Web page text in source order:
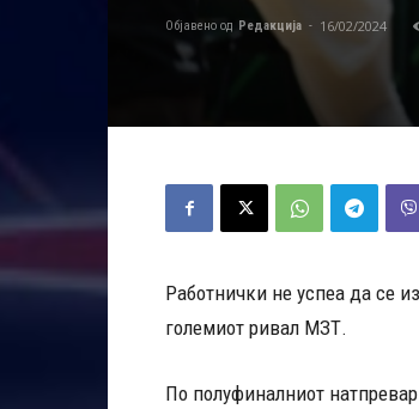
Објавено од Редакција - 16/02/2024
Работнички не успеа да се
големиот ривал МЗТ.
По полуфиналниот